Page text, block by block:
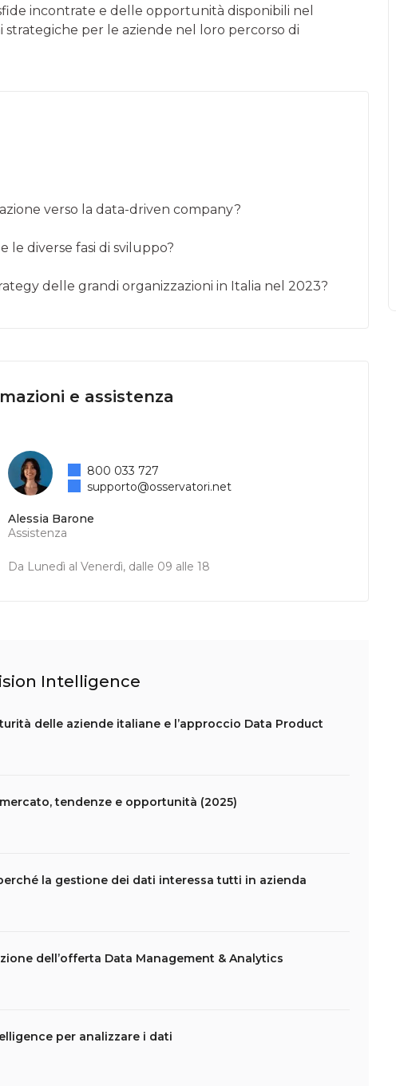
incontrate e delle opportunità disponibili nel
per le aziende nel loro percorso di
verso la data-driven company?
le diverse fasi di sviluppo?
delle grandi organizzazioni in Italia nel 2023?
e assistenza
Alessia Barone
Assistenza
Da Lunedì al Venerdì, dalle 09 alle 18
800 033 727
supporto@osservatori.net
Intelligence
delle aziende italiane e l’approccio Data Product
tendenze e opportunità (2025)
la gestione dei dati interessa tutti in azienda
dell’offerta Data Management & Analytics
per analizzare i dati